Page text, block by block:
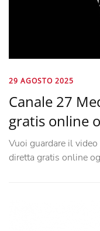
29 AGOSTO 2025
Canale 27
gratis online
Vuoi guardare il
diretta gratis online